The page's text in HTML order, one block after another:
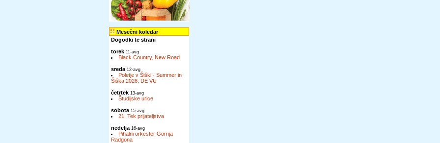
Mesečni koledar
Dogodki te strani
torek 11-avg
Black Country, New Road
sreda 12-avg
Poletje v Šiški - Summer in
Šiška 2026: DE VU
četrtek 13-avg
Študijske urice
sobota 15-avg
21. Tek prijateljstva
nedelja 16-avg
Pihalni orkester Gornja
Radgona